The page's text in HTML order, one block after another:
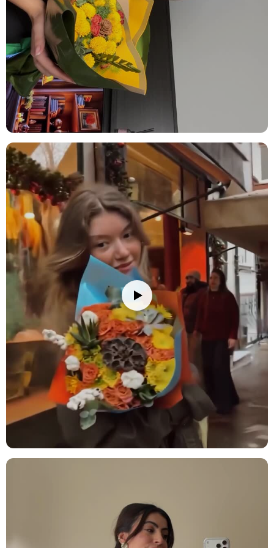
isteyenler için sıcak ve şımartıcı bir jesttir.
Ürün içeriğinde neler var?
Beyaz Papatya: Sadeliğin ve içtenliğin simgesi olan beyaz
papatyalar, aranjmana ferah ve neşeli bir hava katar.
Pembe Papatya: Yumuşak pembe tonlarıyla zarafeti temsil eden
pembe papatyalar, kompozisyona romantik bir denge kazandırır.
Sarı Top Krizantem:Canlılığı ve uzun ömrü çağrıştıran sarı top
krizantemler, tasarıma sıcak ve enerjik vurgular ekler.
Dianthus Green Trick:Kadifemsi yeşil dokusuyla dikkat çeken
dianthus green trick, aranjmana modern bir derinlik verir.
Mor Luna ve Sarı Luna:Minik çiçekleriyle renk geçişlerini
tamamlayan mor luna ve sarı luna, kompozisyona zengin bir doku
katar.
Mirkeladus:Doğal ve rustik görünümüyle mirkeladus, düzenlemeye
sıcak ve özgün bir detay ekler.
Yeşil Aspidistra, Ruskos ve Pampas Otu:
Geniş yapraklar, ince
yeşillikler ve yumuşak hatlarıyla bu doğal dokular çiçekleri
çerçeveleyerek aranjmana bütünlük verir.
Bakım İpuçları
Çiçek buketinizi/vazonuzu eve getirdiğinizde, ambalajını açıp varsa
iplerini çözün. Çiçeklerin daha fazla su çekebilmesi için alt
yaprakları temizleyin ve saplarını 2-3 cm kadar, suyun altında
tutarak kesin. Çiçekleri yerleştireceğiniz vazoyu iyice temizleyin ve
vazoya oda sıcaklığında su doldurun; su seviyesini sapların yarısına
kadar gelecek şekilde ayarlamaya dikkat edin. Vazonuza bir paket
çiçek besini eklemeyi unutmayın. Çiçeklerinizi direkt güneş
ışığından, rüzgardan ve ısı kaynaklarından (radyatör, klima, soba
gibi) uzak tutun. Su seviyesini her gün kontrol ederek değiştirin ve
her su değişiminde sapları 0.5-1 cm kadar tekrar kesin. Ayrıca, suyu
klorsuz ve dinlenmiş su ile değiştirmek çiçeklerinizin ömrünü
uzatmanızı sağlayacaktır. Solan veya kuruyan çiçekleri temizleyerek
diğer çiçeklerin daha uzun süre taze kalmasını sağlayabilirsiniz.
Saklama Önerisi:
Serin ve kuru yerde (+18/+22°C'de) muhafaza
ediniz. Buzdolabına koymayınız.
Not:Stok durumuna göre kırpık kağıtları renginde ve ürünlerde
ufak değişiklikler olabilir.